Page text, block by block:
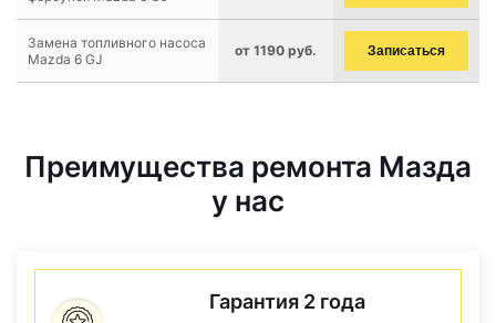
Замена топливного насоса
Mazda 6 GJ
от 1190 руб. Записаться
Преимущества ремонта Мазда
у нас
Гарантия 2 года